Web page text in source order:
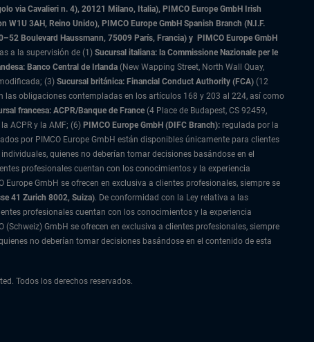
via Cavalieri n. 4), 20121 Milano, Italia), PIMCO Europe GmbH Irish
3AH, Reino Unido), PIMCO Europe GmbH Spanish Branch (N.I.F.
Boulevard Haussmann, 75009 París, Francia) y PIMCO Europe GmbH
a la supervisión de (1) Sucursal italiana: la Commissione Nazionale per le
Banco Central de Irlanda (New Wapping Street, North Wall Quay,
(3) Sucursal británica: Financial Conduct Authority (FCA) (12
las obligaciones contempladas en los artículos 168 y 203 al 224, así como
francesa: ACPR/Banque de France (4 Place de Budapest, CS 92459,
ACPR y la AMF; (6) PIMCO Europe GmbH (DIFC Branch): regulada por la
por PIMCO Europe GmbH están disponibles únicamente para clientes
quienes no deberían tomar decisiones basándose en el
profesionales cuentan con los conocimientos y la experiencia
GmbH se ofrecen en exclusiva a clientes profesionales, siempre se
41 Zurich 8002, Suiza). De conformidad con la Ley relativa a las
profesionales cuentan con los conocimientos y la experiencia
GmbH se ofrecen en exclusiva a clientes profesionales, siempre
no deberían tomar decisiones basándose en el contenido de esta
Todos los derechos reservados.